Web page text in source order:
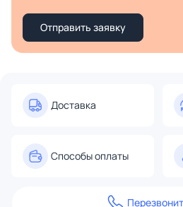
Отправить заявку
Доставка
Способы оплаты